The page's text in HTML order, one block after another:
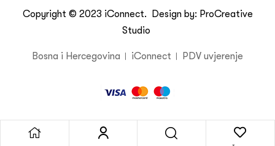
Copyright © 2023 iConnect. Design by: ProCreative
Studio
Bosna i Hercegovina iConnect PDV uvjerenje